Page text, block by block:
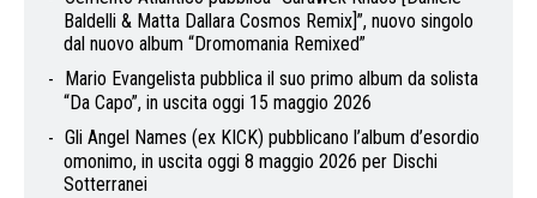
Baldelli & Matta Dallara Cosmos Remix]”, nuovo singolo
dal nuovo album “Dromomania Remixed”
Mario Evangelista pubblica il suo primo album da solista
“Da Capo”, in uscita oggi 15 maggio 2026
Gli Angel Names (ex KICK) pubblicano l’album d’esordio
omonimo, in uscita oggi 8 maggio 2026 per Dischi
Sotterranei